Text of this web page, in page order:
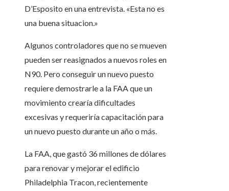
D’Esposito en una entrevista. «Esta no es
una buena situacion.»
Algunos controladores que no se mueven
pueden ser reasignados a nuevos roles en
N90. Pero conseguir un nuevo puesto
requiere demostrarle a la FAA que un
movimiento crearía dificultades
excesivas y requeriría capacitación para
un nuevo puesto durante un año o más.
La FAA, que gastó 36 millones de dólares
para renovar y mejorar el edificio
Philadelphia Tracon, recientemente